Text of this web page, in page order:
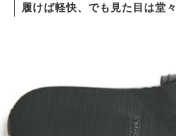
履けば軽快、でも見た目は堂々